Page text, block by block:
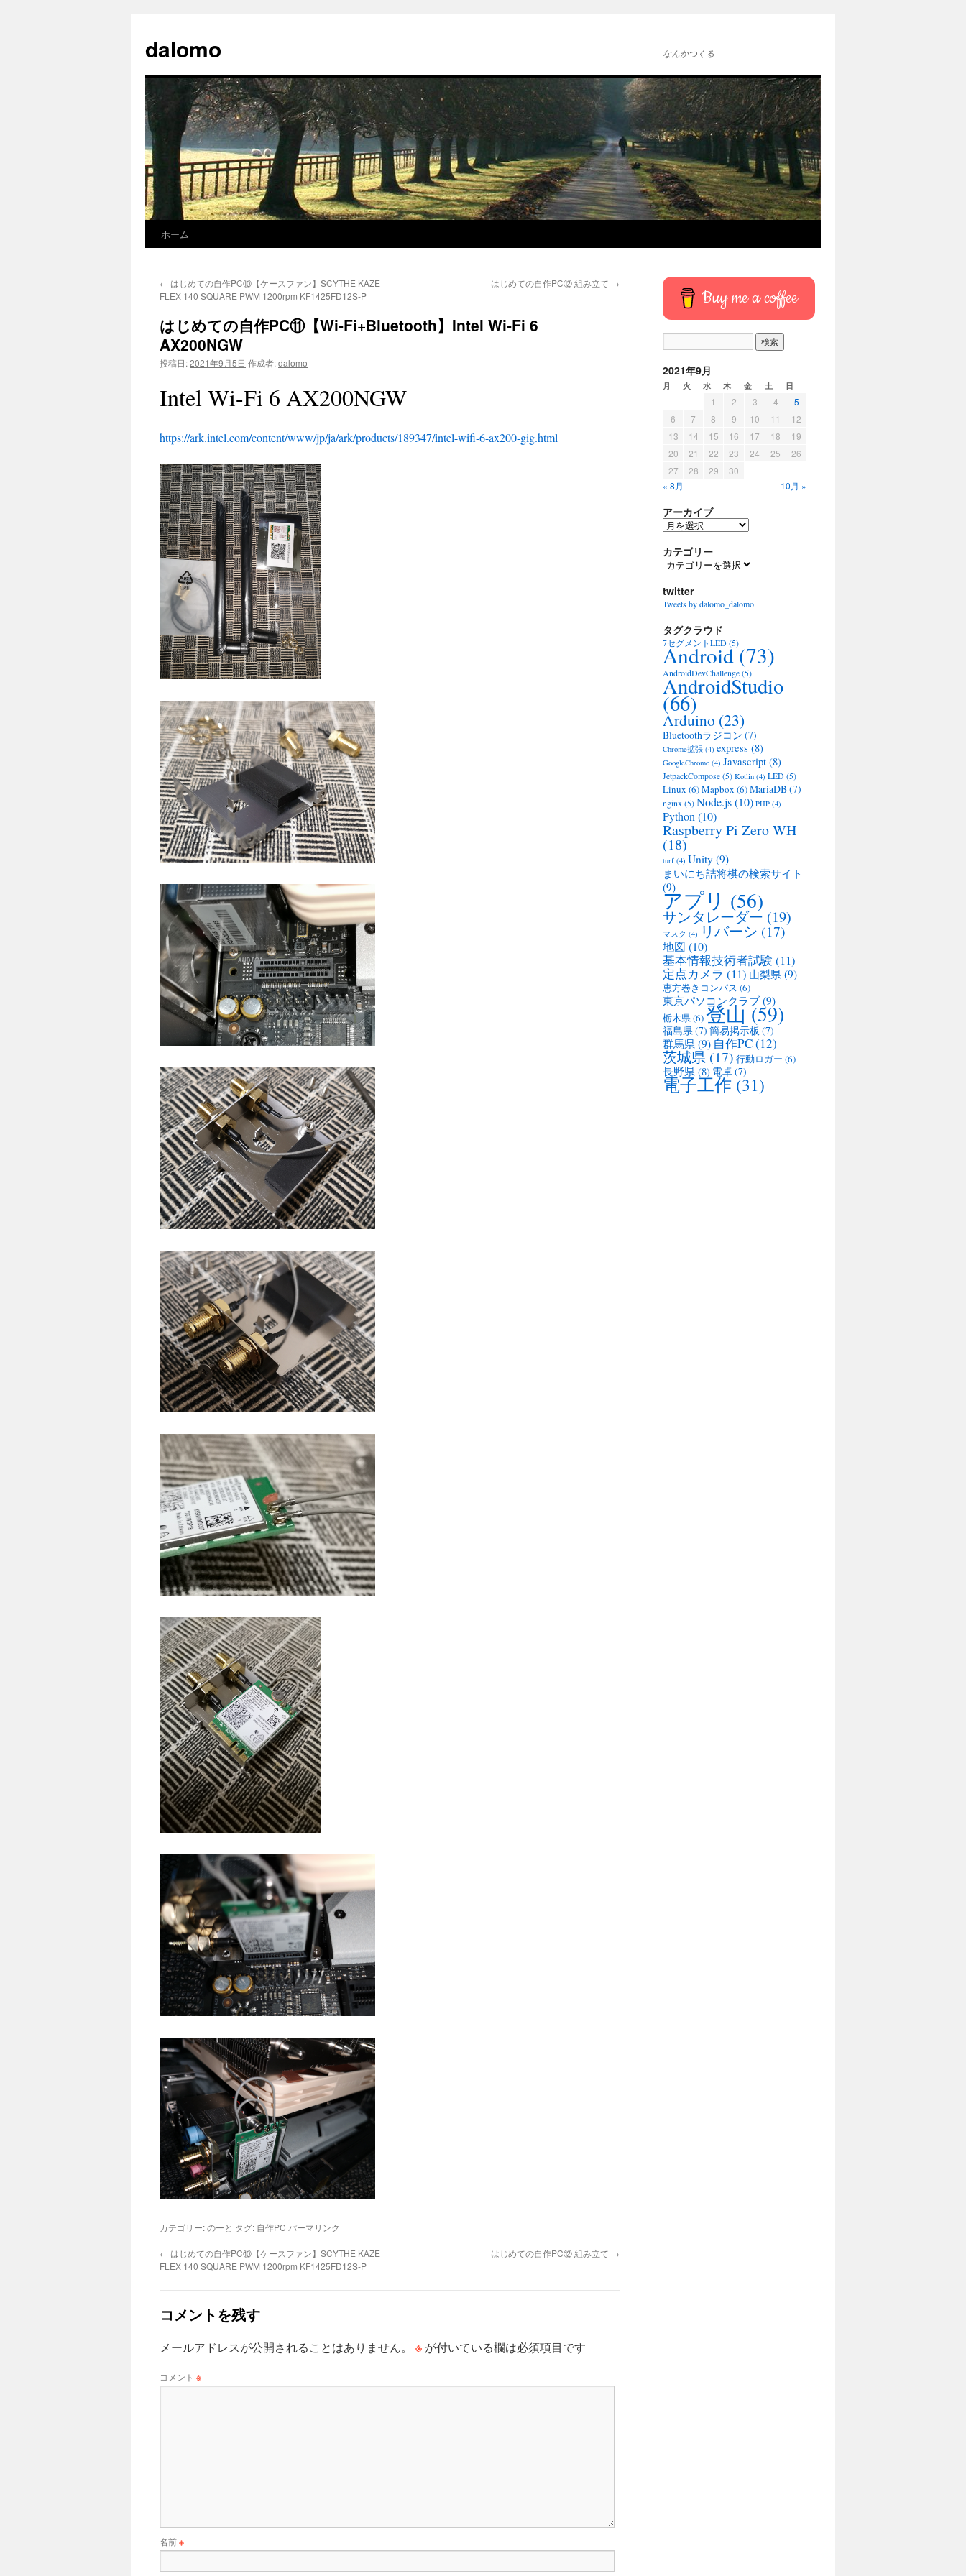
テ
ン
ス
キ
ッ
プ
dalomo なんかつくる
ホーム
← はじめての自作PC⑩【ケースファン】SCYTHE KAZE
FLEX 140 SQUARE PWM 1200rpm KF1425FD12S-P
はじめての自作PC⑫ 組み立て →
はじめての自作PC⑪【Wi-Fi+Bluetooth】Intel Wi-Fi 6
AX200NGW
投稿日:2021年9月5日 作成者:dalomo
Intel Wi-Fi 6 AX200NGW
https://ark.intel.com/content/www/jp/ja/ark/products/189347/intel-wifi-6-ax200-gig.html
カテゴリー:のーと タグ: 自作PC パーマリンク
← はじめての自作PC⑩【ケースファン】SCYTHE KAZE
FLEX 140 SQUARE PWM 1200rpm KF1425FD12S-P
はじめての自作PC⑫ 組み立て →
コメントを残す
メールアドレスが公開されることはありません。 ※ が付いている欄は必須項目です
コメント ※
名前※
Buy me a coffee
2021年9月
月 火 水 木 金 土 日
1 2 3 4
5
6
7 8 9 10 11
12
13
14 15 16 17 18
19
20
21 22 23 24 25
26
27
28 29
30
« 8月
10月 »
アーカイブ
ア
カ
イ
カテゴリー
カ
ゴ
リ
twitter
Tweets by dalomo_dalomo
タグクラウド
7セグメントLED(5)
Android(73)
AndroidDevChallenge(5)
AndroidStudio
(66)
Arduino (23)
Bluetoothラジコン (7)
Chrome拡張 (4) express (8)
GoogleChrome (4) Javascript (8)
JetpackCompose(5) Kotlin (4) LED(5)
Linux (6)Mapbox (6)MariaDB(7)
nginx (5)Node.js(10) PHP (4)
Python(10)
Raspberry Pi Zero WH
(18)
turf (4) Unity (9)
まいにち詰将棋の検索サイト
(9)
アプリ (56)
サンタレーダー (19)
マスク (4) リバーシ (17)
地図 (10)
基本情報技術者試験 (11)
定点カメラ (11) 山梨県 (9)
恵方巻きコンパス (6)
東京パソコンクラブ (9)
栃木県(6)登山 (59)
福島県(7) 簡易掲示板 (7)
群馬県 (9) 自作PC(12)
茨城県 (17) 行動ロガー (6)
長野県 (8) 電卓(7)
電子工作 (31)